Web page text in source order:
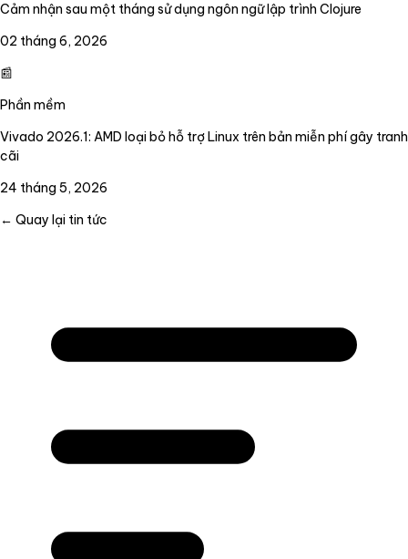
Cảm nhận sau một tháng sử dụng ngôn ngữ lập trình Clojure
02 tháng 6, 2026
📰
Phần mềm
Vivado 2026.1: AMD loại bỏ hỗ trợ Linux trên bản miễn phí gây tranh
cãi
24 tháng 5, 2026
← Quay lại tin tức